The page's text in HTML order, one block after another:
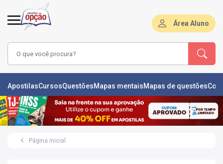
Área Aluno
ApostilasCursosQuestõesMapas mentaisMapas de questões
Página inicial